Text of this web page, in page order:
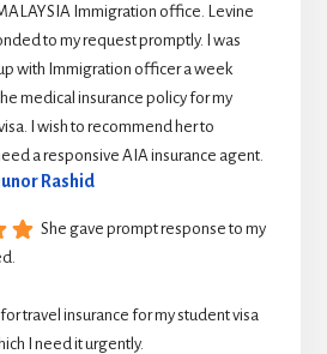
Immigration office. Levine
to my request promptly. I was
with Immigration officer a week
medical insurance policy for my
I wish to recommend her to
a responsive AIA insurance agent.
Rashid
She gave prompt response to my
for travel insurance for my student visa
I need it urgently.